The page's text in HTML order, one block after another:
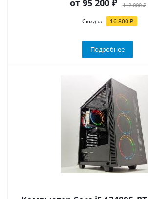
от 95 200 ₽ 112 000 ₽
Скидка 16 800 ₽
Подробнее